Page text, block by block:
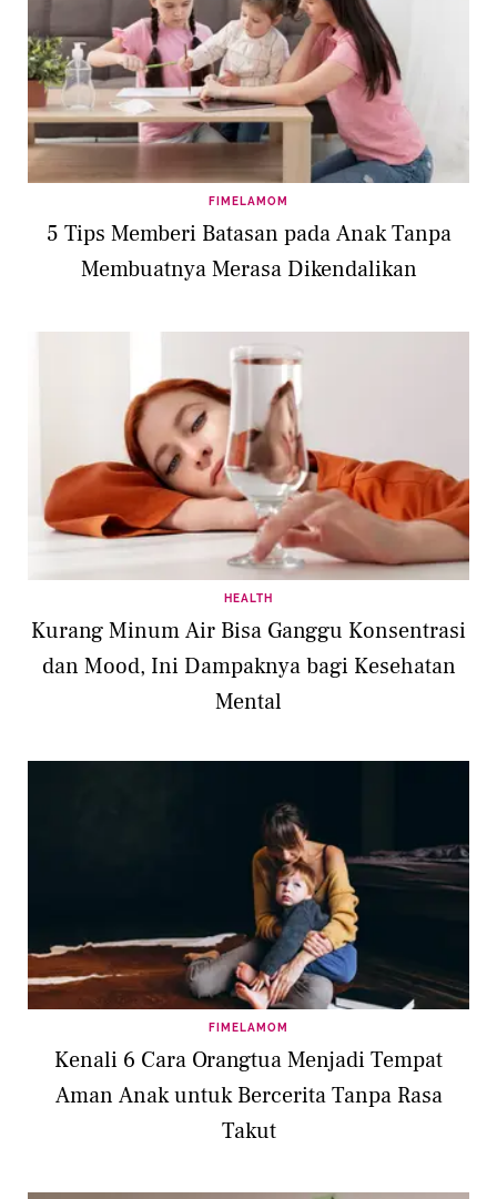
FIMELAMOM
5 Tips Memberi Batasan pada Anak Tanpa
Membuatnya Merasa Dikendalikan
HEALTH
Kurang Minum Air Bisa Ganggu Konsentrasi
dan Mood, Ini Dampaknya bagi Kesehatan
Mental
FIMELAMOM
Kenali 6 Cara Orangtua Menjadi Tempat
Aman Anak untuk Bercerita Tanpa Rasa
Takut